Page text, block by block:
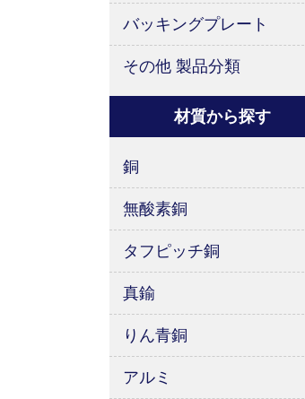
バッキングプレート
その他 製品分類
材質から探す
銅
無酸素銅
タフピッチ銅
真鍮
りん青銅
アルミ